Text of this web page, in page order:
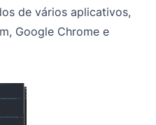
de vários aplicativos,
Google Chrome e